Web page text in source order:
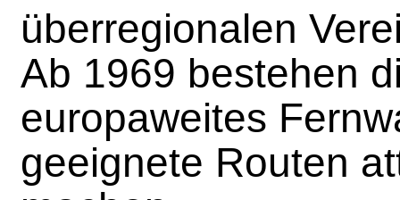
überregionalen
Ab 1969 bestehen
europaweites
geeignete Routen